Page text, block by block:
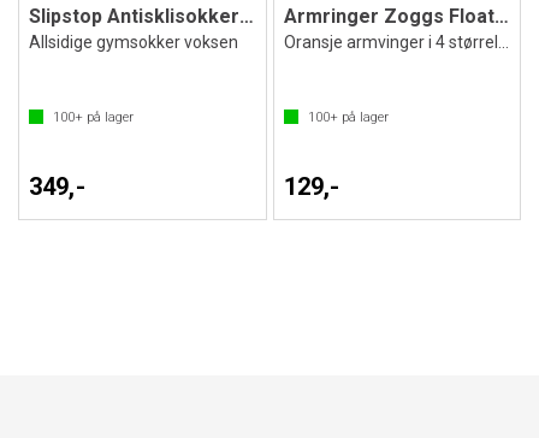
Slipstop Antisklisokker Janset
Allsidige gymsokker voksen
100+ på lager
349,-
Armringer Zoggs Float Bands
100+på lager
129,-